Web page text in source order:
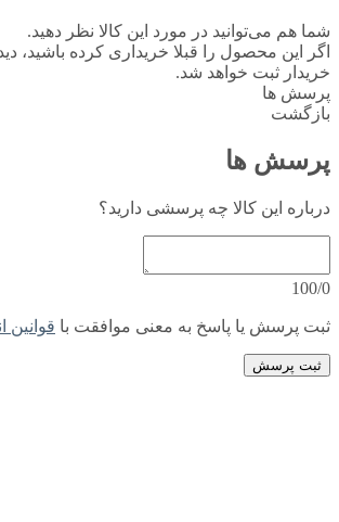
شما هم می‌توانید در مورد این کالا نظر دهید.
اگر این محصول را قبلا خریداری کرده باشید،
خریدار ثبت خواهد شد.
پرسش ها
بازگشت
پرسش ها
درباره این کالا چه پرسشی دارید؟
100/0
ثبت پرسش یا پاسخ به معنی موافقت با قوانین
ثبت پرسش